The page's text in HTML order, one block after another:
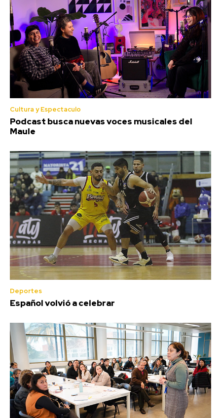
Cultura y Espectaculo
Podcast busca nuevas voces musicales del
Maule
Deportes
Español volvió a celebrar